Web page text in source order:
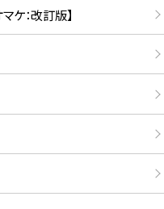
ケ：改訂版】